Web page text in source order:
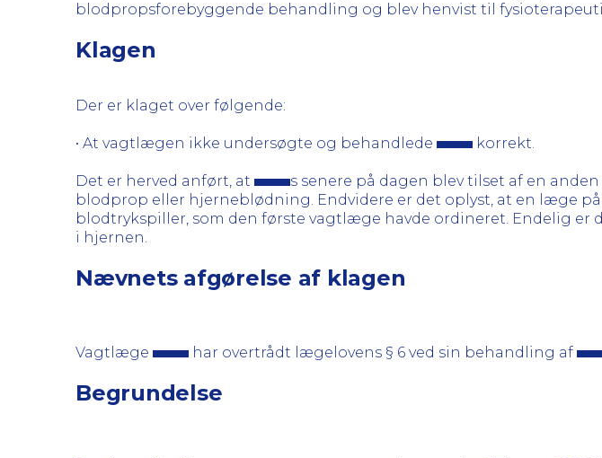
blodpropsforebyggende behandling og blev henvist til
Klagen
Der er klaget over følgende:
• At vagtlægen ikke undersøgte og behandlede korrekt.
Det er herved anført, at
s senere på dagen blev tilset af en
blodprop eller hjerneblødning. Endvidere er det oplyst, at en læge på
blodtrykspiller, som den første vagtlæge havde ordineret. Endelig er
i hjernen.
Nævnets afgørelse af klagen
Vagtlæge har overtrådt lægelovens § 6 ved sin behandling af
Begrundelse